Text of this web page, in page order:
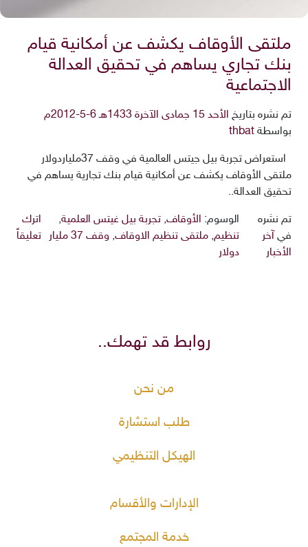
ملتقى الأوقاف يكشف عن أمكانية قيام
بنك تجاري يساهم في تحقيق العدالة
الاجتماعية
تم نشره بتاريخ الأحد 15 جمادى الآخرة 1433هـ 6-5-2012م
بواسطة thbat
استعراض تجربة بيل جيتس العالمية في وقف 37ملياردولار
ملتقى الأوقاف يكشف عن أمكانية قيام بنك تجارية يساهم في
تحقيق العدالة..
تم نشره
في آخر
الأخبار
الوسوم: الأوقاف, تجربة بيل غيتس العلمية,
تنظيم, ملتقى تنظيم الاوقاف,
وقف 37 مليار
دولار
اترك
تعليقاً
روابط قد تهمك..
من نحن
طلب استشارة
الهيكل التنظيمي
الإدارات والأقسام
خدمة المجتمع